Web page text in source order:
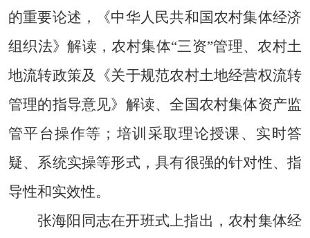
的重要论述，
《中华人民共和国农村集体经济
组织法》解读，农村集体“三资”管理、农村土
地流转政策及《关于规范农村土地经营权流转
管理的指导意见》解读、全国农村集体资产监
管平台操作等；培训 采取理论授课、实时答
疑、系统实操等形式，具有很强的针对性、指
导性和实效性。
张海阳同志在开班式上指出，农村集体经